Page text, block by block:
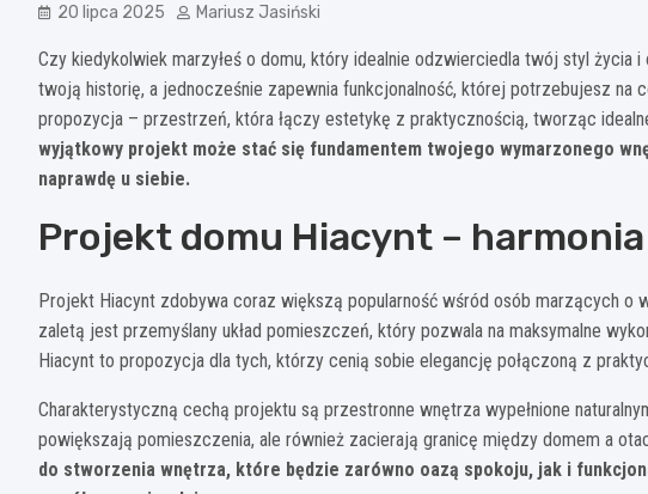
20 lipca 2025 Mariusz Jasiński
Czy kiedykolwiek marzyłeś o domu, który idealnie odzwierciedla twój styl życia
twoją historię, a jednocześnie zapewnia funkcjonalność, której potrzebujesz na
propozycja – przestrzeń, która łączy estetykę z praktycznością, tworząc
wyjątkowy projekt może stać się fundamentem twojego wymarzonego
naprawdę u siebie.
Projekt domu Hiacynt –
Projekt Hiacynt zdobywa coraz większą popularność wśród osób marzących o
zaletą jest przemyślany układ pomieszczeń, który pozwala na maksymalne
Hiacynt to propozycja dla tych, którzy cenią sobie elegancję połączoną z
Charakterystyczną cechą projektu są przestronne wnętrza wypełnione
powiększają pomieszczenia, ale również zacierają granicę między domem a
do stworzenia wnętrza, które będzie zarówno oazą spokoju, jak i